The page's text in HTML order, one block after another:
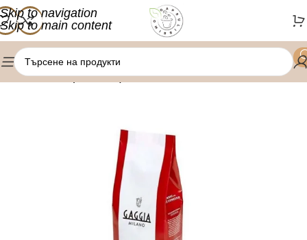
Skip to navigation
Skip to main content
Начало/Кафе на зърна